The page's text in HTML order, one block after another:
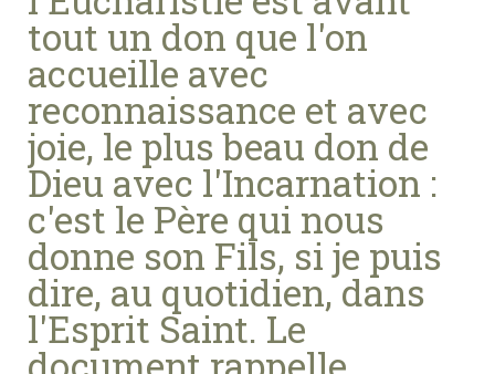
tout un don que l'on
accueille avec
reconnaissance et avec
joie, le plus beau don de
Dieu avec l'Incarnation :
c'est le Père qui nous
donne son Fils, si je puis
dire, au quotidien, dans
l'Esprit Saint. Le